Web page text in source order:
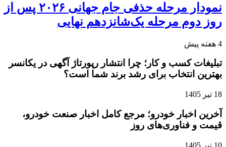
نمودار مرحله حذفی جام جهانی ۲۰۲۶ پس از
روز دوم مرحله یک‌شانزدهم نهایی
4 هفته پیش
تبلیغات کسب و کار؛ چرا انتشار رپورتاژ آگهی در یکانسر
بهترین انتخاب برای رشد برند شما است؟
18 تیر 1405
آخرین اخبار خودرو؛ مرجع کامل اخبار صنعت خودرو،
قیمت و فناوری‌های روز
10 تیر 1405